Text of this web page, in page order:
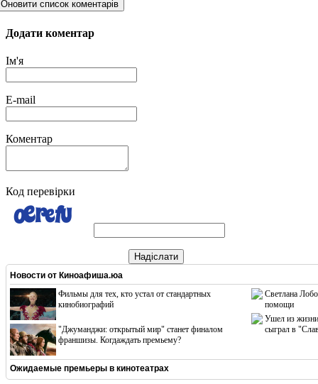
Оновити список коментарів
Додати коментар
Ім'я
E-mail
Коментар
Код перевірки
Надіслати
Новости от Киноафиша.юа
Фильмы для тех, кто устал от стандартных
кинобиографий
"Джуманджи: открытый мир" станет финалом
франшизы. Когдаждать премьему?
Светлана
помощи
Ушел из жизни
сыграл в
Ожидаемые премьеры в кинотеатрах